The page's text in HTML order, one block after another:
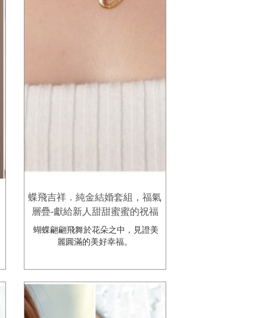
蝶飛吉祥．純金結婚套組，福氣
層疊-獻給新人甜甜蜜蜜的祝福
🦋
蝴蝶翩翩飛舞於花朵之中，見證美
麗圓滿的美好幸福。